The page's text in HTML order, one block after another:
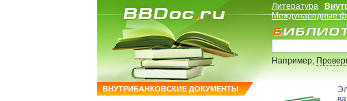
ВНУТРИБАНКОВСКИЕ ДОКУМЕНТЫ
Литература
Международные
Например,